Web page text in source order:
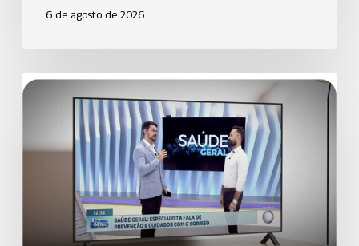
6 de agosto de 2026
Uniodonto
orienta
população
prevenção